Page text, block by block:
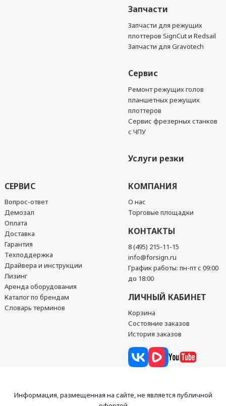
Запчасти
Запчасти для режущих
плоттеров SignCut и Redsail
Запчасти для Gravotech
Сервис
Ремонт режущих голов
планшетных режущих
плоттеров
Сервис фрезерных станков
с ЧПУ
Услуги резки
СЕРВИС
Вопрос-ответ
Демозал
Оплата
Доставка
Гарантия
Техподдержка
Драйвера и инструкции
Лизинг
Аренда оборудования
Каталог по брендам
Словарь терминов
КОМПАНИЯ
О нас
Торговые площадки
КОНТАКТЫ
8 (495) 215-11-15
info@forsign.ru
График работы: пн-пт с 09:00
до 18:00
ЛИЧНЫЙ КАБИНЕТ
Корзина
Состояние заказов
История заказов
Информация, размещенная на сайте, не является публичной